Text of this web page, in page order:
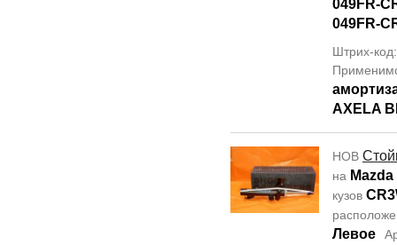
049FR-
049FR-
Штрих-
AXELA
НОВ
на
кузов
Левое